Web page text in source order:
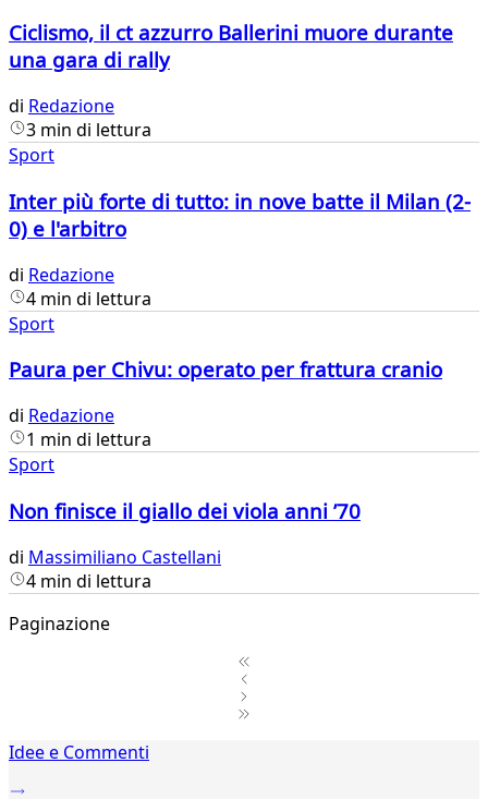
Ciclismo, il ct azzurro Ballerini muore durante
una gara di rally
di Redazione
3 min di lettura
Sport
Inter più forte di tutto: in nove batte il Milan (2-
0) e l'arbitro
di Redazione
4 min di lettura
Sport
Paura per Chivu: operato per frattura cranio
di Redazione
1 min di lettura
Sport
Non finisce il giallo dei viola anni ’70
di Massimiliano Castellani
4 min di lettura
Paginazione
2Idee e Commenti